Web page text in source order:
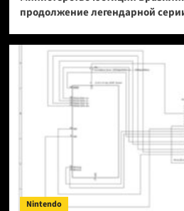
продолжение легендарной
Nintendo